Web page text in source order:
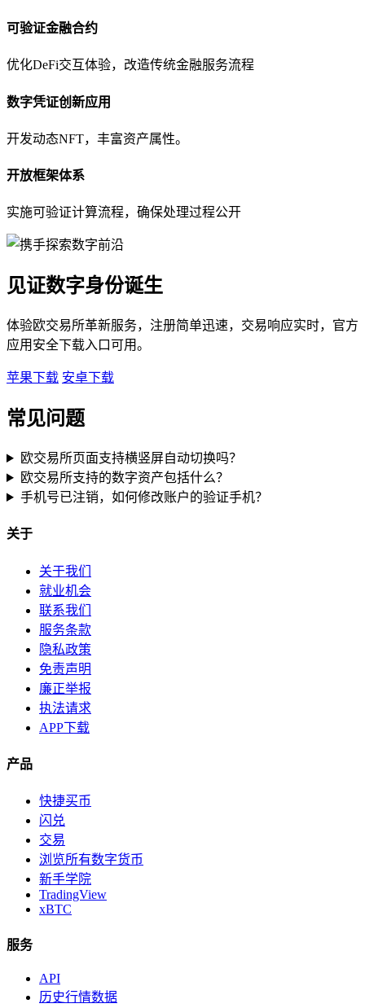
可验证金融合约
优化DeFi交互体验，改造传统金融服务流程
数字凭证创新应用
开发动态NFT，丰富资产属性。
开放框架体系
实施可验证计算流程，确保处理过程公开
见证数字身份诞生
体验欧交易所革新服务，注册简单迅速，交易响应实时，官方
应用安全下载入口可用。
苹果下载 安卓下载
常见问题
欧交易所页面支持横竖屏自动切换吗？
欧交易所支持的数字资产包括什么？
手机号已注销，如何修改账户的验证手机？
关于
关于我们
就业机会
联系我们
服务条款
隐私政策
免责声明
廉正举报
执法请求
APP下载
产品
快捷买币
闪兑
交易
浏览所有数字货币
新手学院
TradingView
xBTC
服务
API
历史行情数据